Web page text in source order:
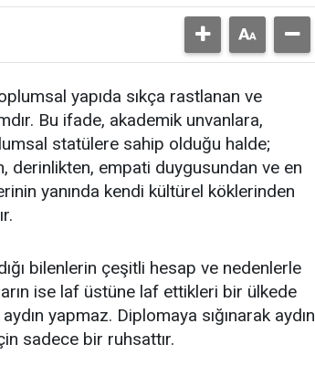
yapıda sıkça rastlanan ve
Bu ifade, akademik unvanlara,
statülere sahip olduğu halde;
derinlikten, empati duygusundan ve en
yanında kendi kültürel köklerinden
bilenlerin çeşitli hesap ve nedenlerle
ise laf üstüne laf ettikleri bir ülkede
yapmaz. Diplomaya sığınarak aydın
sadece bir ruhsattır.